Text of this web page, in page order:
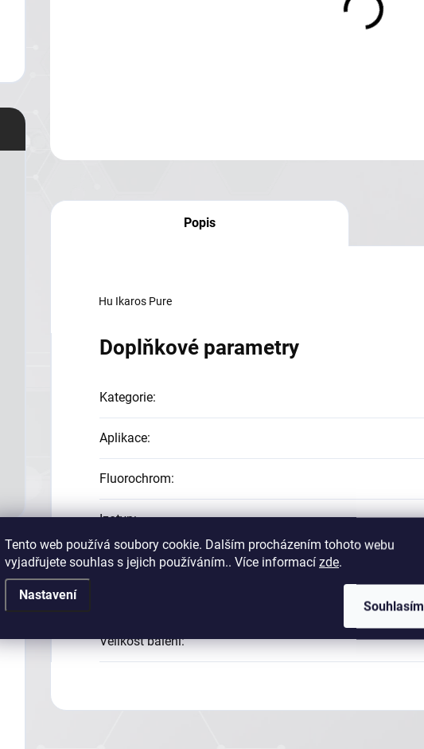
Tento web používá soubory cookie. Dalším procházením tohoto webu
vyjadřujete souhlas s jejich používáním.. Více informací zde.
Nastavení
Souhlasím
Popis
Hu Ikaros Pure
Doplňkové parametry
Kategorie:
Aplikace:
Fluorochrom:
Izotyp:
Klon :
Velikost balení: